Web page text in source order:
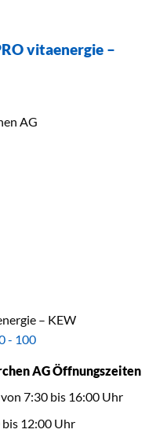
vitaenergie –
AG
– KEW
- 100
AG Öffnungszeiten
7:30 bis 16:00 Uhr
12:00 Uhr